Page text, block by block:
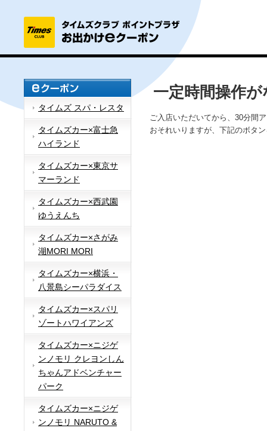
タイムズ スパ・レスタ
タイムズカー×富士急
ハイランド
タイムズカー×東京サ
マーランド
タイムズカー×西武園
ゆうえんち
タイムズカー×さがみ
湖MORI MORI
タイムズカー×横浜・
八景島シーパラダイス
タイムズカー×スパリ
ゾートハワイアンズ
タイムズカー×ニジゲ
ンノモリ クレヨンしん
ちゃんアドベンチャー
パーク
タイムズカー×ニジゲ
ンノモリ NARUTO &
一定時間操作
ご入店いただいてから、30分間
おそれいりますが、下記のボタ